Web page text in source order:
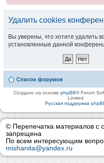
Удалить cookies
Вы уверены, что хотите удалить
установленные данной
Список форумов
Создано на основеphpBB® Forum
Limited
Русская поддержка
© Перепечатка материалов с
запрещена
По всем интересующим
mishanita@yandex.ru